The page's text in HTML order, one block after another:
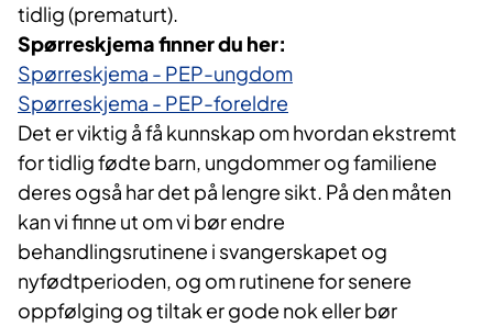
tidlig (prematurt).
Spørreskjema finner du her:
Spørreskjema - PEP-ungdom
Spørreskjema - PEP-foreldre
Det er viktig å få kunnskap om hvordan ekstremt
for tidlig fødte barn, ungdommer og familiene
deres også har det på lengre sikt. På den måten
kan vi finne ut om vi bør endre
behandlingsrutinene i svangerskapet og
nyfødtperioden, og om rutinene for senere
oppfølging og tiltak er gode nok eller bør